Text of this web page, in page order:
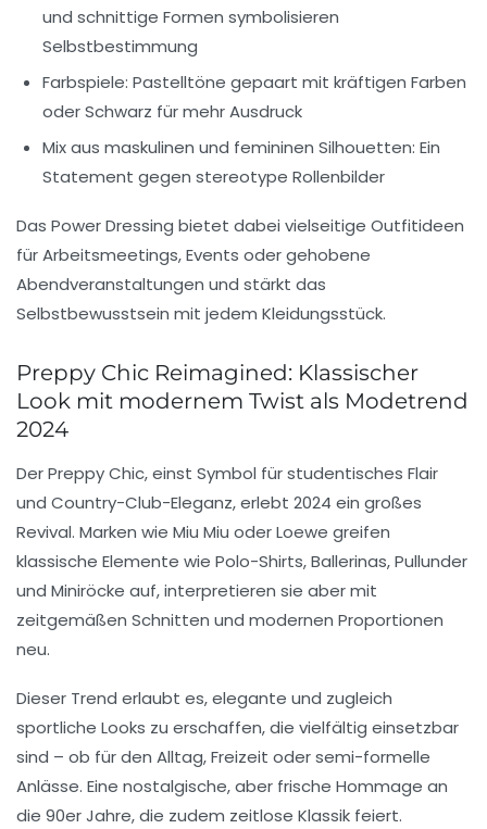
und schnittige Formen symbolisieren
Selbstbestimmung
Farbspiele: Pastelltöne gepaart mit kräftigen Farben
oder Schwarz für mehr Ausdruck
Mix aus maskulinen und femininen Silhouetten: Ein
Statement gegen stereotype Rollenbilder
Das Power Dressing bietet dabei vielseitige Outfitideen
für Arbeitsmeetings, Events oder gehobene
Abendveranstaltungen und stärkt das
Selbstbewusstsein mit jedem Kleidungsstück.
Preppy Chic Reimagined: Klassischer
Look mit modernem Twist als Modetrend
2024
DerPreppy Chic, einst Symbol für studentisches Flair
und Country-Club-Eleganz, erlebt 2024 ein großes
Revival. Marken wie Miu Miu oder Loewe greifen
klassische Elemente wie Polo-Shirts, Ballerinas, Pullunder
und Miniröcke auf, interpretieren sie aber mit
zeitgemäßen Schnitten und modernen Proportionen
neu.
Dieser Trend erlaubt es, elegante und zugleich
sportliche Looks zu erschaffen, die vielfältig einsetzbar
sind – ob für den Alltag, Freizeit oder semi-formelle
Anlässe. Eine nostalgische, aber frische Hommage an
die 90er Jahre, die zudem zeitlose Klassik feiert.